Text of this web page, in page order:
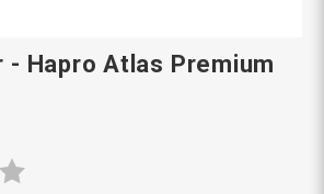
- Hapro Atlas Premium